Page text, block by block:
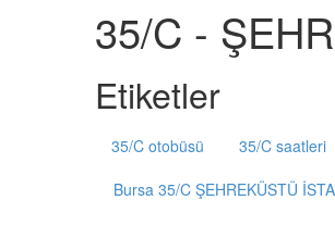
35/C -
Etiketler
35/C otobüsü 35/C saatleri
Bursa 35/C ŞEHREKÜSTÜ